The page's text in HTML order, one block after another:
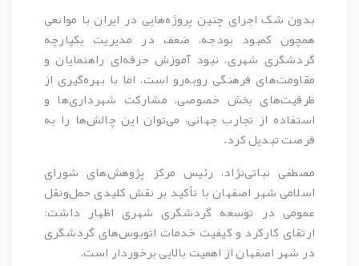
بدون شک اجرای چنین پروژه‌هایی در ایران با موانعی
همچون کمبود بودجه، ضعف در مدیریت یکپارچه
گردشگری شهری، نبود آموزش حرفه‌ای راهنمایان و
مقاومت‌های فرهنگی روبه‌رو است، اما با بهره‌گیری از
ظرفیت‌های بخش خصوصی، مشارکت شهرداری‌ها و
استفاده از تجارب جهانی، می‌توان این چالش‌ها را به
فرصت تبدیل کرد.
مصطفی نباتی‌نژاد، رئیس مرکز پژوهش‌های شورای
اسلامی شهر اصفهانبا تأکید بر نقش کلیدی حمل‌ونقل
عمومی در توسعه گردشگری شهری اظهار داشت:
ارتقای کارکرد و کیفیت خدمات اتوبوس‌های گردشگری
در شهر اصفهان از اهمیت بالایی برخوردار است.